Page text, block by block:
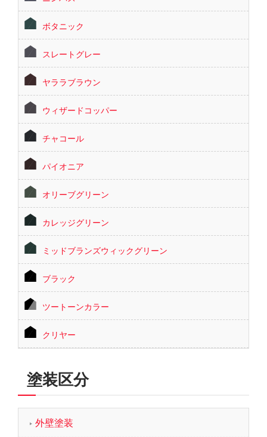
ボタニック
スレートグレー
ヤララブラウン
ウィザードコッパー
チャコール
パイオニア
オリーブグリーン
カレッジグリーン
ミッドブランズウィックグリーン
ブラック
ツートーンカラー
クリヤー
塗装区分
外壁塗装